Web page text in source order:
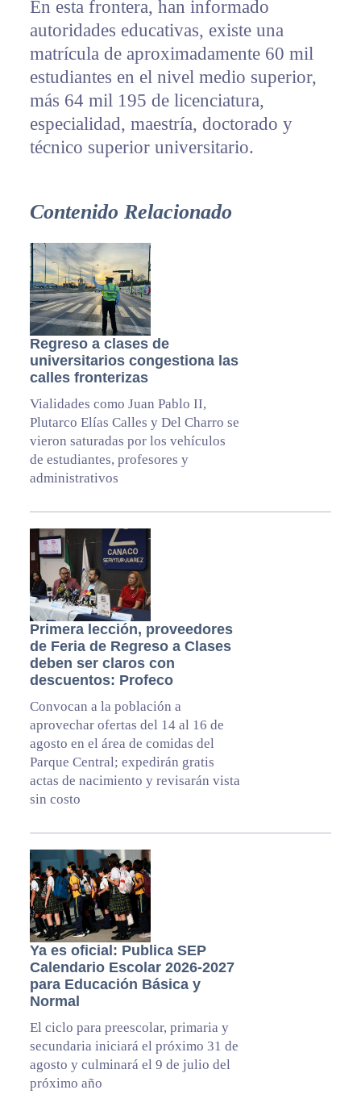
En esta frontera, han informado
autoridades educativas, existe una
matrícula de aproximadamente 60 mil
estudiantes en el nivel medio superior,
más 64 mil 195 de licenciatura,
especialidad, maestría, doctorado y
técnico superior universitario.
Contenido Relacionado
Regreso a clases de
universitarios congestiona las
calles fronterizas
Vialidades como Juan Pablo II,
Plutarco Elías Calles y Del Charro se
vieron saturadas por los vehículos
de estudiantes, profesores y
administrativos
Primera lección, proveedores
de Feria de Regreso a Clases
deben ser claros con
descuentos: Profeco
Convocan a la población a
aprovechar ofertas del 14 al 16 de
agosto en el área de comidas del
Parque Central; expedirán gratis
actas de nacimiento y revisarán vista
sin costo
Ya es oficial: Publica SEP
Calendario Escolar 2026-2027
para Educación Básica y
Normal
El ciclo para preescolar, primaria y
secundaria iniciará el próximo 31 de
agosto y culminará el 9 de julio del
próximo año